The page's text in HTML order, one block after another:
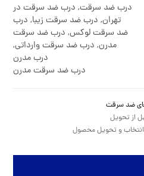
درب ضد سرقت, درب ضد سرقت در
تهران, درب ضد سرقت زیبا, درب
ضد سرقت لوکس, درب ضد سرقت
مدرن, درب ضد سرقت وارداتی,
درب مدرن
درب ضد سرقت مدرن
ضد سرقت
از تحویل
انتخاب و تحویل محصول